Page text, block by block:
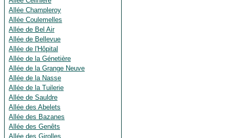
Allée Champleroy
Allée Coulemelles
Allée de Bel Air
Allée de Bellevue
Allée de l'Hôpital
Allée de la Génetière
Allée de la Grange Neuve
Allée de la Nasse
Allée de la Tuilerie
Allée de Sauldre
Allée des Abelets
Allée des Bazanes
Allée des Genêts
Allée des Girolles